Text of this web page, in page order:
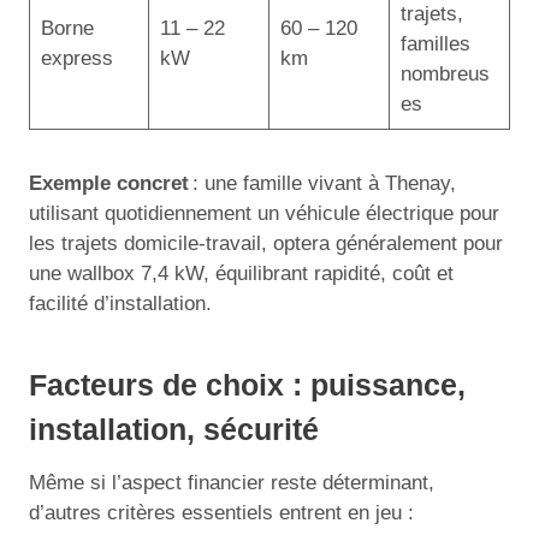
Borne
express
11 – 22
kW
60 – 120
km
trajets,
familles
nombreus
es
Exemple concret : une famille vivant à Thenay,
utilisant quotidiennement un véhicule électrique pour
les trajets domicile-travail, optera généralement pour
une wallbox 7,4 kW, équilibrant rapidité, coût et
facilité d’installation.
Facteurs de choix : puissance,
installation, sécurité
Même si l’aspect financier reste déterminant,
d’autres critères essentiels entrent en jeu :